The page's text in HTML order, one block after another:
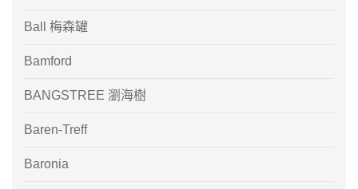
Ball 梅森罐
Bamford
BANGSTREE 瀏海樹
Baren-Treff
Baronia